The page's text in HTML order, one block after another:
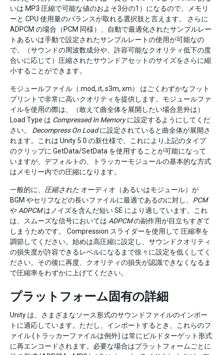
いは MP3 圧縮で可能な値のおよそ3分の1）になるので、メモリ
ーと CPU 使用量のバランスが取れる選択肢と言えます。 さらに
ADPCM の場合（PCM 同様）、自動で最適化されたサンプルレー
トあるいは手動で設定されたサンプルレートの使用が可能なの
で、（サウンドの周波数成分や、許容可能なクオリティ低下の度
合いに応じて）圧縮されたサウンドアセットのサイズをさらに縮
小することができます。
モジュールファイル（.mod,.it,.s3m,.xm） はごくわずかなフット
プリントで非常に高いクオリティを提供します。モジュールファ
イルを使用の際は、（敢えて曲全体を展開したい場合意外は）
Load Type は Compressed In Memoryに設定するようにしてくだ
さい。 Decompress On Loadに設定されていると曲全体が展開さ
れます。これは Unity 5.0 の新仕様で、これにより上記のタイプ
のクリップに GetData/SetData を使用することが可能になって
いますが、デフォルトの、トラッカーモジュールの基本的な方式
はメモリー内での圧縮になります。
一般的に、 圧縮された オーディオ（あるいはモジュール）が
BGM やセリフなどの長いファイルに最適であるのに対し、 PCM
やADPCMはノイズを含んだ短い SE により適しています。これ
は、スムーズな信号においては ADPCMの副作用が目立ちすぎて
しまうためです。 Compression スライダーを使用して 圧縮率を
調節してください。始めは高圧縮に設定し、サウンドクオリティ
の損失度が許容できるレベルになるまで徐々に設定を低くしてく
ださい。その後に再度、クオリティの損失が認識できなくなるま
で圧縮率をわずかに上げてください。
プラットフォーム固有の詳細
Unity は、さまざまなソース形式のサウンドファイルのインポー
トに適応しています。ただし、インポートするとき、これらのフ
ァイル (トラッカーファイルは例外) は常にビルドターゲット形式
に再エンコードされます。必要な場合はプラットフォームごとに